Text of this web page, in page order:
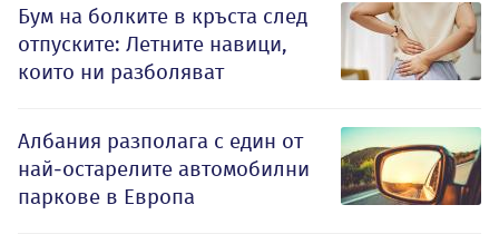
Бум на болките в кръста след
отпуските: Летните навици,
които ни разболяват
Албания разполага с един от
най-остарелите автомобилни
паркове в Европа